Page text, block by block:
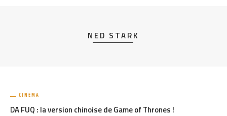
NED STARK
CINÉMA
DA FUQ : la version chinoise de Game of Thrones !